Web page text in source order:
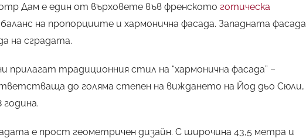
Дам е един от върховете във френското готическа
на пропорциите и хармонична фасада. Западната фасада
на сградата.
традиционния стил на “хармонична фасада” –
до голяма степен на виждането на Йод дьо Сюли,
година.
е прост геометричен дизайн. С широчина 43,5 метра и